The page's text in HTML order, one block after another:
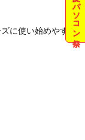
夏のパソコン祭
に使い始めやすい